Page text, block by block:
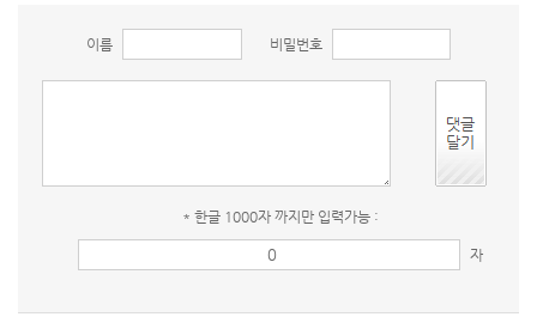
이름 비밀번호
* 한글 1000자 까지만 입력가능 :
자